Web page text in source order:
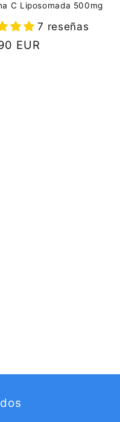
C Liposomada 500mg
7 reseñas
EUR